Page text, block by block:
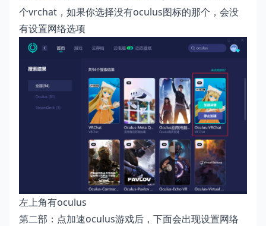
个vrchat，如果你选择没有oculus图标的那个，会没
有设置网络选项
左上角有oculus
第二部：点加速oculus游戏后，下面会出现设置网络